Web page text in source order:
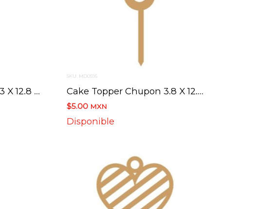
Cake Topper Sonaja 3 X 12.8 Cm
SKU: MD0595
Cake Topper Chupon 3.8 X 12.6 Cm
$5.00 MXN
Disponible